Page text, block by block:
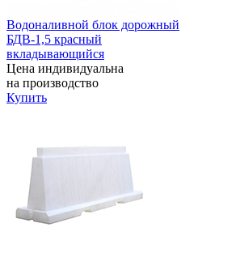
Водоналивной блок дорожный
БДВ-1,5 красный
вкладывающийся
Цена индивидуальна
на производство
Купить